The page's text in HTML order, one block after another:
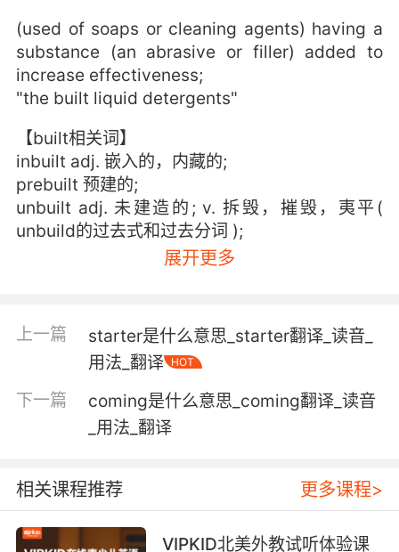
(used of soaps or cleaning agents) having a
substance (an abrasive or filler) added to
increase effectiveness;
"the built liquid detergents"
【built相关词】
inbuilt adj. 嵌入的，内藏的;
prebuilt 预建的;
unbuilt adj. 未建造的; v. 拆毁，摧毁，夷平(
unbuild的过去式和过去分词 );
well-built adj. 结实的;坚固的;<口>肌肉发达的;
体格健美的;
carve-built adj. 不重叠而只是平平贴齐的;
cloud-built adj. 云一样的，空想的;
clipper-built adj. 快舰型构造的，流线型的;
built mast 复接杆;
newly-built adj. 新建的;
square-built adj. 宽阔的;
展开更多
上一篇
starter是什么意思_starter翻译_读音_
用法_翻译
HOT
下一篇
coming是什么意思_coming翻译_读音
_用法_翻译
相关课程推荐 更多课程>
VIPKID北美外教试听体验课